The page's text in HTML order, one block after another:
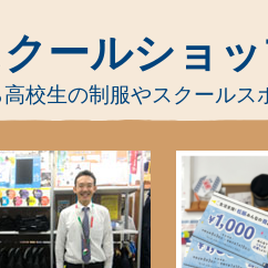
ールショ
校生の制服やスクールス